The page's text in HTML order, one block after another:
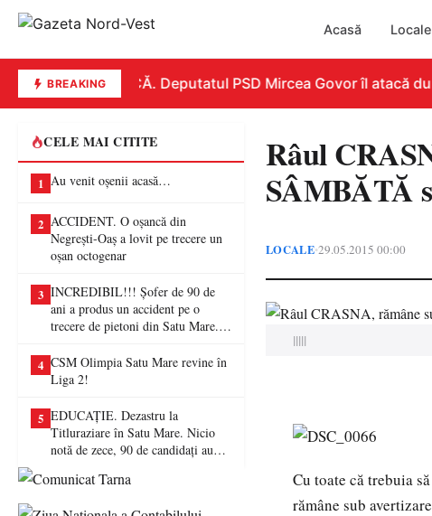
Acasă Locale
BREAKINGREPLICĂ. Deputatul PSD Mircea Govor îl atacă
CELE MAI CITITE
1 Au venit oșenii acasă…
2 ACCIDENT. O oșancă din
Negrești-Oaș a lovit pe trecere un
oșan octogenar
3 INCREDIBIL!!! Șofer de 90 de
ani a produs un accident pe o
trecere de pietoni din Satu Mare. O
4 CSM Olimpia Satu Mare revine în
Liga 2!
5 EDUCAȚIE. Dezastru la
Titluraziare în Satu Mare. Nicio
notă de zece, 90 de candidați au
Râul
SÂMBĂTĂ
LOCALE•29.05.2015 00:00
|||||
Cu toate că trebuia
rămâne sub